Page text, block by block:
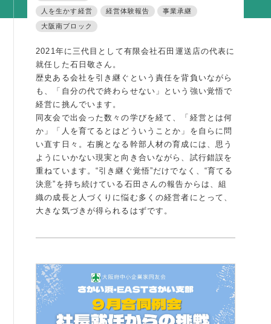
全国行事
その他の活動
同友会の地域づくり
産官学連携
障がい者雇用
地域経済
例会案内・活動報告
入会案内
人を生かす経営 経営体験報告 事業承継
大阪南ブロック
2021年に三代目として有限会社石田運送店の代表に
就任した石日敬さん。
歴史ある会社を引き継ぐという責任を背負いながら
も、「自分の代で終わらせない」という強い覚悟で
経営に挑んでいます。
同友会で出会った数々の学びを経て、「経営とは何
か」「人を育てるとはどういうことか」を自らに問
い直す日々。右腕となる幹部人材の育成には、思う
ようにいかない現実と向き合いながら、試行錯誤を
重ねています。“引き継ぐ覚悟”だけでなく、“育てる
決意”を持ち続けている石田さんの報告からは、組
織の成長と人づくりに悩む多くの経営者にとって、
大きな気づきが得られるはずです。